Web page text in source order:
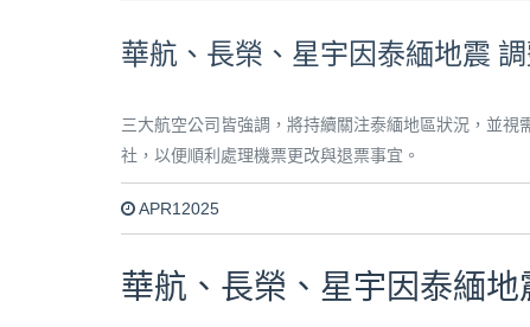
華航、長榮、星宇因泰緬地震
三大航空公司皆強調，將持續關注泰緬地區狀況，並
社，以便順利處理機票更改與退票事宜。
APR12025
華航、長榮、星宇因泰緬